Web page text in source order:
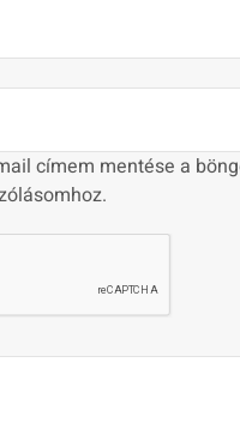
címem mentése a